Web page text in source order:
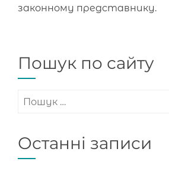
законному представнику.
Пошук по сайту
Пошук:
Останні записи